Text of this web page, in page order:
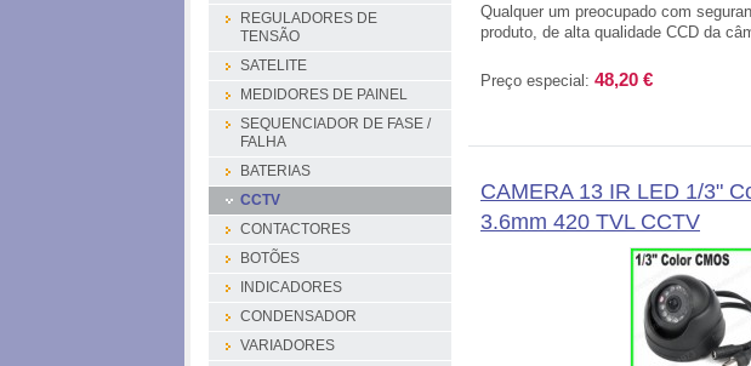
Qualquer um preocupado com
produto, de alta qualidade CCD da
Preço especial: 48,20 €
CAMERA 13 IR LED 1/3"
3.6mm 420 TVL CCTV
REGULADORES DE
TENSÃO
SATELITE
MEDIDORES DE PAINEL
SEQUENCIADOR DE FASE /
FALHA
BATERIAS
CCTV
CONTACTORES
BOTÕES
INDICADORES
CONDENSADOR
VARIADORES